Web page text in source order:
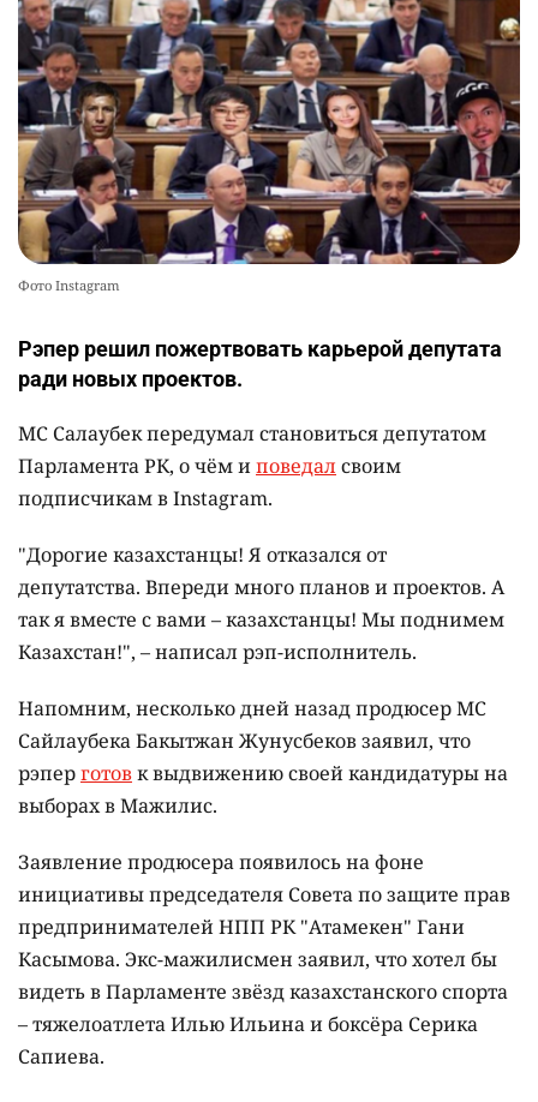
Фото Instagram
Рэпер решил пожертвовать карьерой депутата
ради новых проектов.
МС Салаубек передумал становиться депутатом
Парламента РК, о чём иповедалсвоим
подписчикам в Instagram.
"Дорогие казахстанцы! Я отказался от
депутатства. Впереди много планов и проектов. А
так я вместе с вами – казахстанцы! Мы поднимем
Казахстан!", – написал рэп-исполнитель.
Напомним, несколько дней назад продюсер МС
Сайлаубека Бакытжан Жунусбеков заявил, что
рэперготовк выдвижению своей кандидатуры на
выборах в Мажилис.
Заявление продюсера появилось на фоне
инициативы председателя Совета по защите прав
предпринимателей НПП РК "Атамекен" Гани
Касымова. Экс-мажилисмен заявил, что хотел бы
видеть в Парламенте звёзд казахстанского спорта
– тяжелоатлета Илью Ильина и боксёра Серика
Сапиева.